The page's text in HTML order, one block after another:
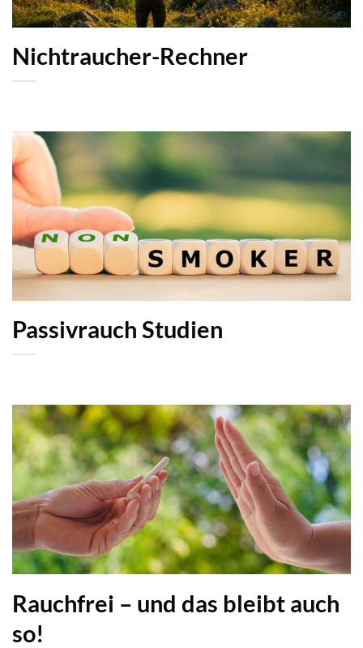
Nichtraucher-Rechner
Passivrauch Studien
Rauchfrei – und das bleibt auch
so!